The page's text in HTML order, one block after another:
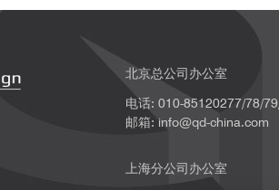
北京总公司办公室
电话: 010-85120277/78/
邮箱: info@qd-china.com
上海分公司办公室